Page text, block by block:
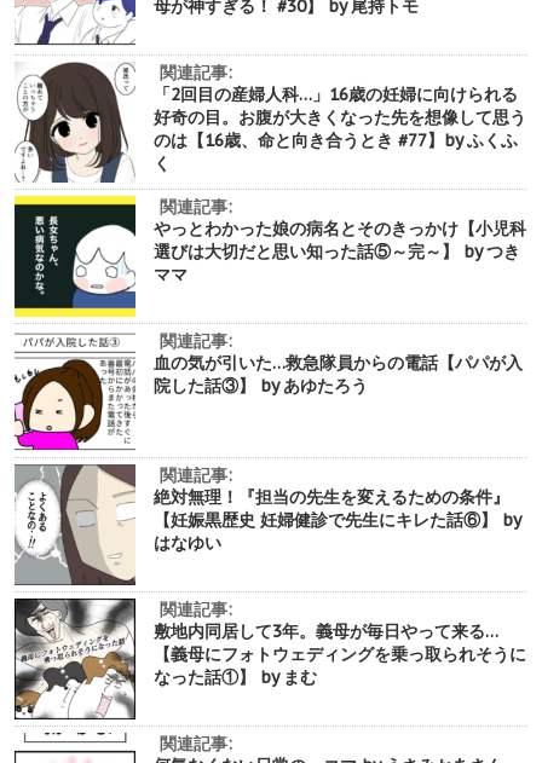
母が神すぎる！ #30】 by 尾持トモ
関連記事:
「2回目の産婦人科…」16歳の妊婦に向けられる
好奇の目。お腹が大きくなった先を想像して思う
のは【16歳、命と向き合うとき #77】by ふくふ
く
関連記事:
やっとわかった娘の病名とそのきっかけ【小児科
選びは大切だと思い知った話⑤～完～】 by つき
ママ
関連記事:
血の気が引いた…救急隊員からの電話【パパが入
院した話③】 by あゆたろう
関連記事:
絶対無理！『担当の先生を変えるための条件』
【妊娠黒歴史 妊婦健診で先生にキレた話⑥】 by
はなゆい
関連記事:
敷地内同居して3年。義母が毎日やって来る…
【義母にフォトウェディングを乗っ取られそうに
なった話①】 by まむ
関連記事: